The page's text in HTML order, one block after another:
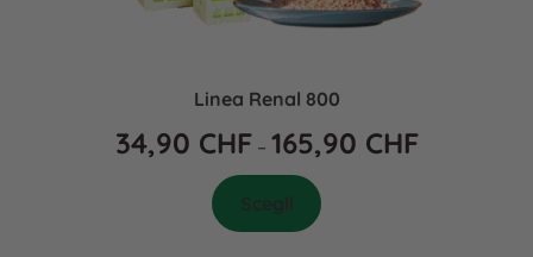
Linea Renal 800
34,90 CHF – 165,90 CHF